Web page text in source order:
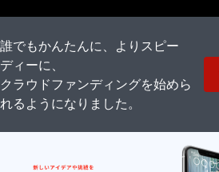
誰でもかんたんに、よりスピー
ディーに、
クラウドファンディングを始めら
れるようになりました。